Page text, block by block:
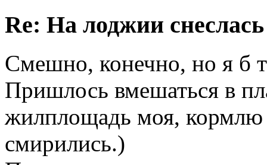
Re: На лоджии
Смешно, конечно, но я б
Пришлось вмешаться в
жилплощадь моя, кормлю
смирились.)